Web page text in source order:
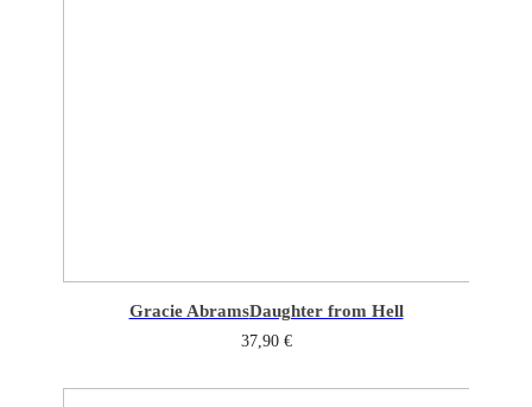
Gracie AbramsDaughter from Hell
37,90 €